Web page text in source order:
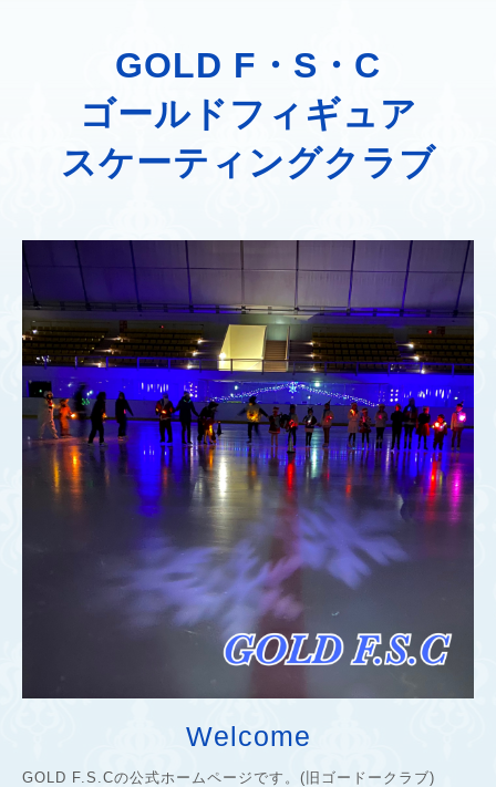
GOLD F・S・C
ゴールドフィギュア
スケーティングクラブ
Welcome
GOLD F.S.Cの公式ホームページです。(旧ゴードークラブ)